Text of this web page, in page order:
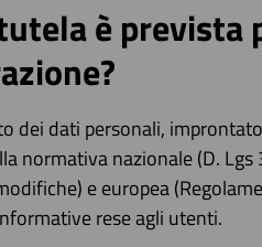
è prevista
dei dati personali,
normativa nazionale (D.
e europea
rese agli utenti.